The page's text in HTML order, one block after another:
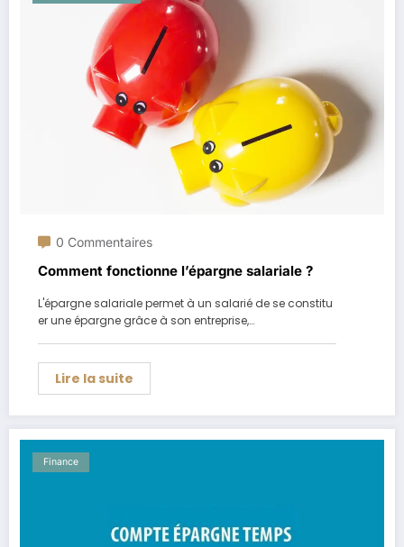
0 Commentaires
Comment fonctionne l’épargne salariale ?
L'épargne salariale permet à un salarié de se constitu
er une épargne grâce à son entreprise,…
Lire la suite
Finance